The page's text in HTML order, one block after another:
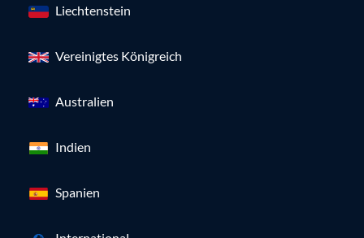
Liechtenstein
Vereinigtes Königreich
Australien
Indien
Spanien